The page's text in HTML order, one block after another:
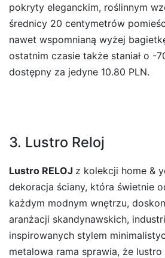
pokryty eleganckim, roślinnym
średnicy 20 centymetrów
nawet wspomnianą wyżej
ostatnim czasie także staniał o -
dostępny za jedyne 10.80 PLN.
3. Lustro Reloj
Lustro RELOJ z kolekcji home &
dekoracja ściany, która świetnie
każdym modnym wnętrzu,
aranżacji skandynawskich,
inspirowanych stylem
metalowa rama sprawia, że